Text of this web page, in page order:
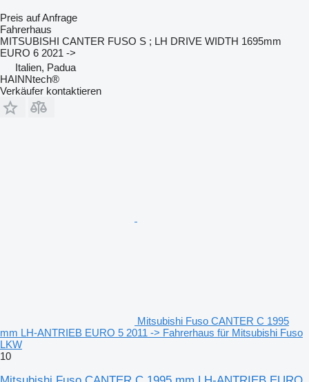
Preis auf Anfrage
Fahrerhaus
MITSUBISHI CANTER FUSO S ; LH DRIVE WIDTH 1695mm
EURO 6 2021 ->
Italien, Padua
HAINNtech®
Verkäufer kontaktieren
Mitsubishi Fuso CANTER C 1995
mm LH-ANTRIEB EURO 5 2011 -> Fahrerhaus für Mitsubishi Fuso
LKW
10